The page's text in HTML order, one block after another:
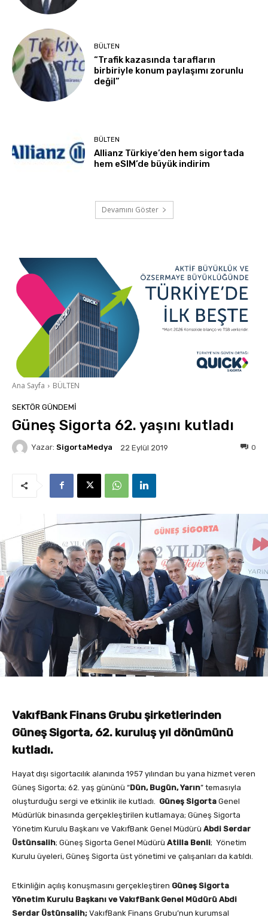
BÜLTEN
“Trafik kazasında tarafların
birbiriyle konum paylaşımı zorunlu
değil”
BÜLTEN
Allianz Türkiye’den hem sigortada
hem eSIM’de büyük indirim
Devamını Göster